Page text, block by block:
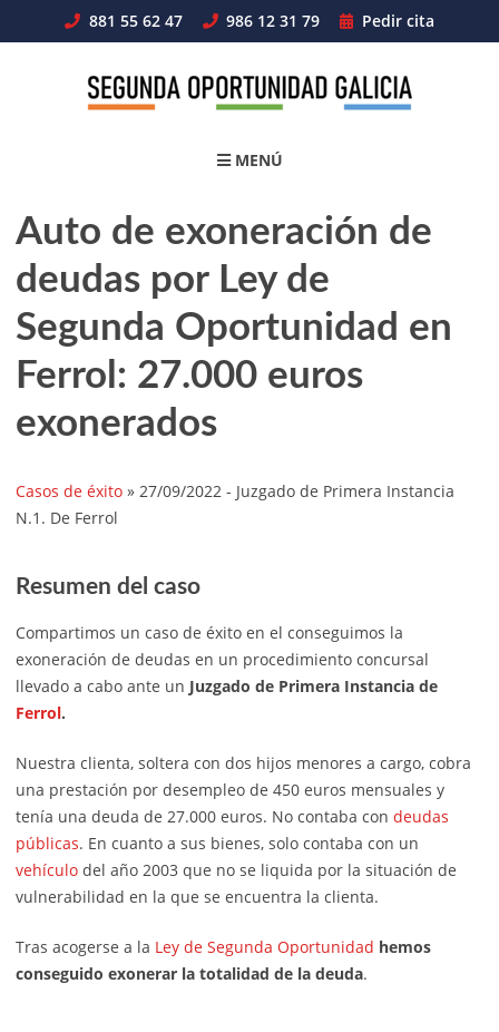
to
881 55 62 47 986 12 31 79 Pedir cita
MENÚ
Auto de exoneración de
deudas por Ley de
Segunda Oportunidad en
Ferrol: 27.000 euros
exonerados
Casos de éxito » 27/09/2022 - Juzgado de Primera Instancia
N.1. De Ferrol
Resumen del caso
Compartimos un caso de éxito en el conseguimos la
exoneración de deudas en un procedimiento concursal
llevado a cabo ante un Juzgado de Primera Instancia de
Ferrol.
Nuestra clienta, soltera con dos hijos menores a cargo, cobra
una prestación por desempleo de 450 euros mensuales y
tenía una deuda de 27.000 euros. No contaba con deudas
públicas. En cuanto a sus bienes, solo contaba con un
vehículo del año 2003 que no se liquida por la situación de
vulnerabilidad en la que se encuentra la clienta.
Tras acogerse a la Ley de Segunda Oportunidad hemos
conseguido exonerar la totalidad de la deuda.